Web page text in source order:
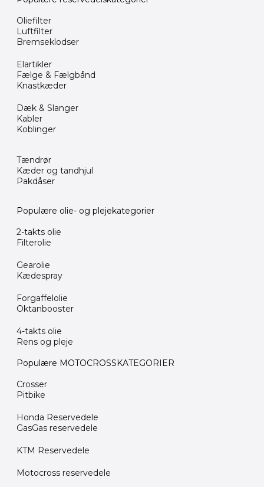
Oliefilter
Luftfilter
Bremseklodser
Elartikler
Fælge & Fælgbånd
Knastkæder
Dæk & Slanger
Kabler
Koblinger
Tændrør
Kæder og tandhjul
Pakdåser
Populære olie- og plejekategorier
2-takts olie
Filterolie
Gearolie
Kædespray
Forgaffelolie
Oktanbooster
4-takts olie
Rens og pleje
Populære MOTOCROSSKATEGORIER
Crosser
Pitbike
Honda Reservedele
GasGas reservedele
KTM Reservedele
Motocross reservedele